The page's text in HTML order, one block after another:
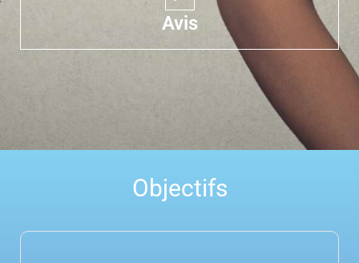
Avis
Objectifs